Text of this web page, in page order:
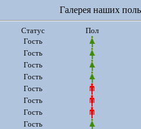
Галерея наших
Статус
Пол
Гость
Гость
Гость
Гость
Гость
Гость
Гость
Гость